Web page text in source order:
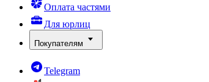
Оплата частями
Для юрлиц
Покупателям
Telegram